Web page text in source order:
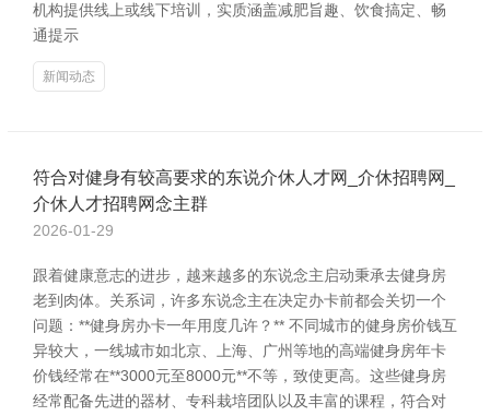
机构提供线上或线下培训，实质涵盖减肥旨趣、饮食搞定、畅
通提示
新闻动态
符合对健身有较高要求的东说介休人才网_介休招聘网_
介休人才招聘网念主群
2026-01-29
跟着健康意志的进步，越来越多的东说念主启动秉承去健身房
老到肉体。关系词，许多东说念主在决定办卡前都会关切一个
问题：**健身房办卡一年用度几许？** 不同城市的健身房价钱互
异较大，一线城市如北京、上海、广州等地的高端健身房年卡
价钱经常在**3000元至8000元**不等，致使更高。这些健身房
经常配备先进的器材、专科栽培团队以及丰富的课程，符合对